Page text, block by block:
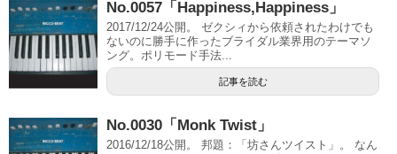
No.0057「Happiness,Happiness」
2017/12/24公開。 ゼクシィから依頼されたわけでも
ないのに勝手に作ったブライダル業界用のテーマソ
ング。ポリモード手法...
記事を読む
No.0030「Monk Twist」
2016/12/18公開。 邦題：「坊さんツイスト」。 なん